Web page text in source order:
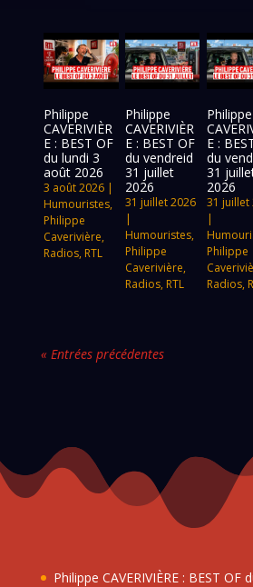
Philippe
CAVERIVIÈR
E : BEST OF
du lundi 3
août 2026
3 août 2026 |
Humouristes,
Philippe
Caverivière,
Radios, RTL
Philippe
CAVERIVIÈR
E : BEST OF
du vendreid
31 juillet
2026
31 juillet 2026
|
Humouristes,
Philippe
Caverivière,
Radios, RTL
Philippe
E :
du
31
2026
31 juillet
|
Philippe
Radios,
« Entrées précédentes
Philippe CAVERIVIÈRE : BEST